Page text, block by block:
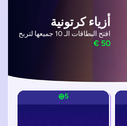
أزياء كرتونية
افتح البطاقات الـ 10 جميعها لتربح
5
5